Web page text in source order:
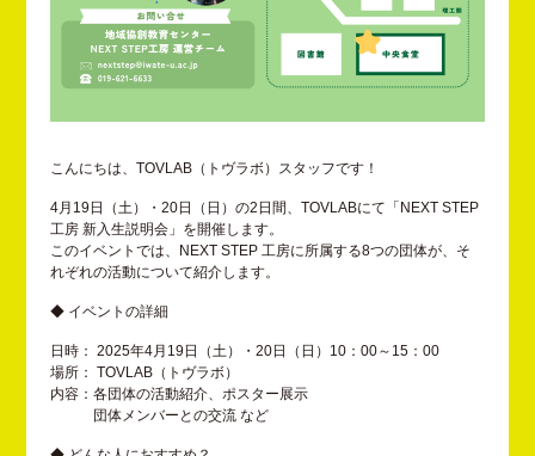
こんにちは、TOVLAB（トヴラボ）スタッフです！
4月19日（土）・20日（日）の2日間、TOVLABにて「NEXT STEP
工房 新入生説明会」を開催します。
このイベントでは、NEXT STEP 工房に所属する8つの団体が、そ
れぞれの活動について紹介します。
◆ イベントの詳細
日時： 2025年4月19日（土）・20日（日）10：00～15：00
場所： TOVLAB（トヴラボ）
内容：各団体の活動紹介、ポスター展示
団体メンバーとの交流 など